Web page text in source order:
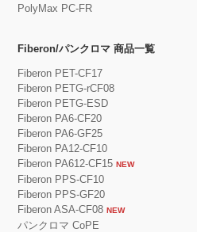
PolyMax PC-FR
Fiberon/パンクロマ 商品一覧
Fiberon PET-CF17
Fiberon PETG-rCF08
Fiberon PETG-ESD
Fiberon PA6-CF20
Fiberon PA6-GF25
Fiberon PA12-CF10
Fiberon PA612-CF15 NEW
Fiberon PPS-CF10
Fiberon PPS-GF20
Fiberon ASA-CF08 NEW
パンクロマ CoPE